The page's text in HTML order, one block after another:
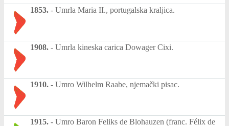
1853. - Umrla Maria II., portugalska kraljica.
1908. - Umrla kineska carica Dowager Cixi.
1910. - Umro Wilhelm Raabe, njemački pisac.
1915. - Umro Baron Feliks de Blohauzen (franc. Félix de